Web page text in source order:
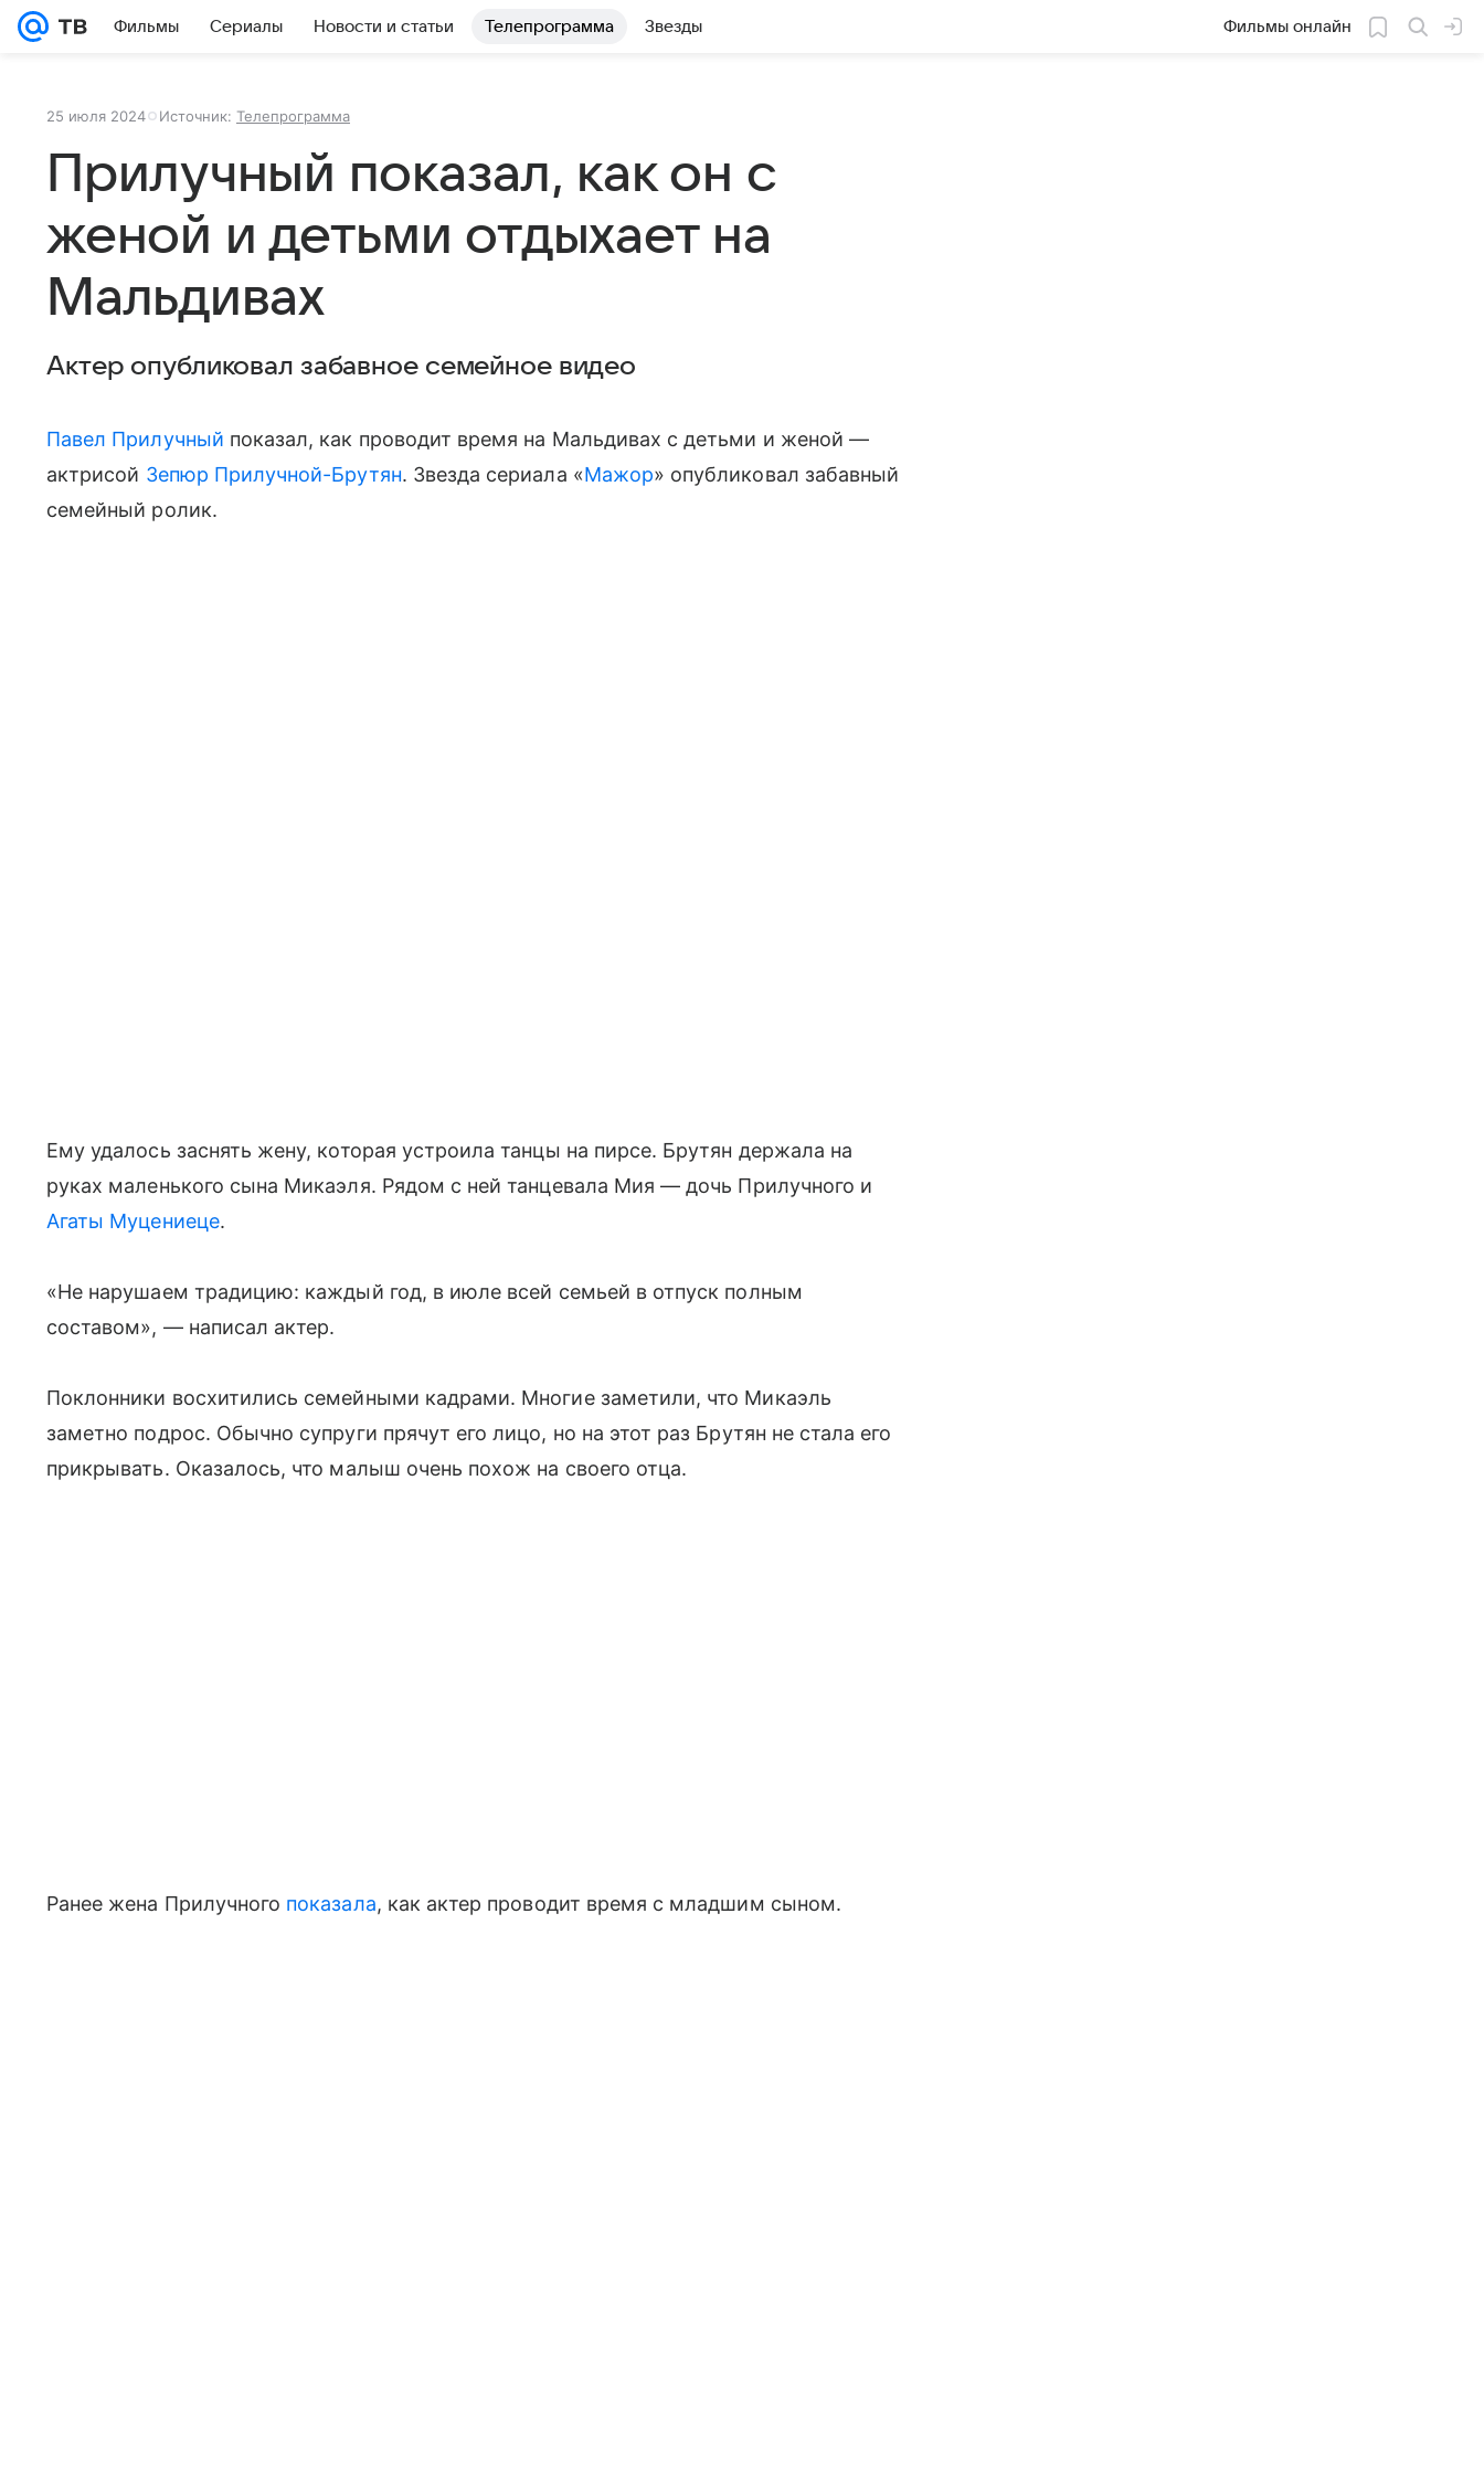
Фильмы Сериалы Новости и статьи Телепрограмма Звезды Фильмы онлайн
25 июля 2024 Источник: Телепрограмма
Прилучный показал, как он с
женой и детьми отдыхает на
Мальдивах
Актер опубликовал забавное семейное видео
Павел Прилучный показал, как проводит время на Мальдивах с детьми и женой —
актрисой Зепюр Прилучной-Брутян. Звезда сериала «Мажор» опубликовал забавный
семейный ролик.
Ему удалось заснять жену, которая устроила танцы на пирсе. Брутян держала на
руках маленького сына Микаэля. Рядом с ней танцевала Мия — дочь Прилучного и
Агаты Муцениеце.
«Не нарушаем традицию: каждый год, в июле всей семьей в отпуск полным
составом», — написал актер.
Поклонники восхитились семейными кадрами. Многие заметили, что Микаэль
заметно подрос. Обычно супруги прячут его лицо, но на этот раз Брутян не стала его
прикрывать. Оказалось, что малыш очень похож на своего отца.
Ранее жена Прилучного показала, как актер проводит время с младшим сыном.